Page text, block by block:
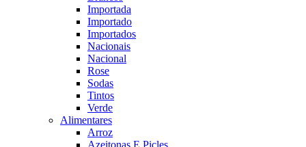
Importada
Importado
Importados
Nacionais
Nacional
Rose
Sodas
Tintos
Verde
Alimentares
Arroz
Azeitonas E Picles